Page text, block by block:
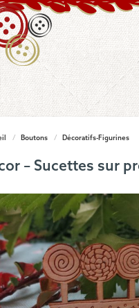
/ Boutons / Décoratifs-Figurines
– Sucettes sur